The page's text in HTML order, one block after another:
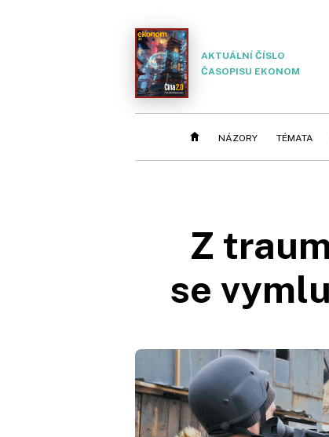
AKTUÁLNÍ ČÍSLO
ČASOPISU EKONOM
NÁZORY TÉMATA
Z
se